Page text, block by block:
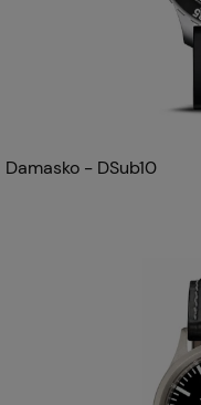
Damasko - DSub10